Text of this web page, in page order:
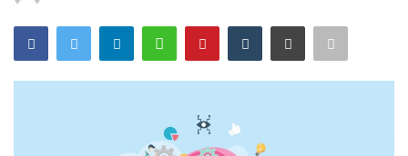
Login
Register